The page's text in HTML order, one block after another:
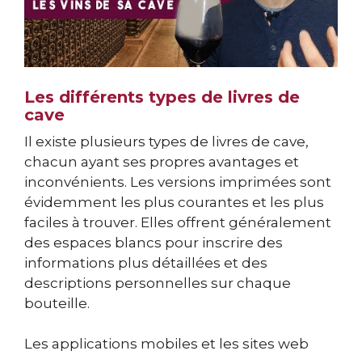
Les différents types de livres de
cave
Il existe plusieurs types de livres de cave,
chacun ayant ses propres avantages et
inconvénients. Les versions imprimées sont
évidemment les plus courantes et les plus
faciles à trouver. Elles offrent généralement
des espaces blancs pour inscrire des
informations plus détaillées et des
descriptions personnelles sur chaque
bouteille.
Les applications mobiles et les sites web